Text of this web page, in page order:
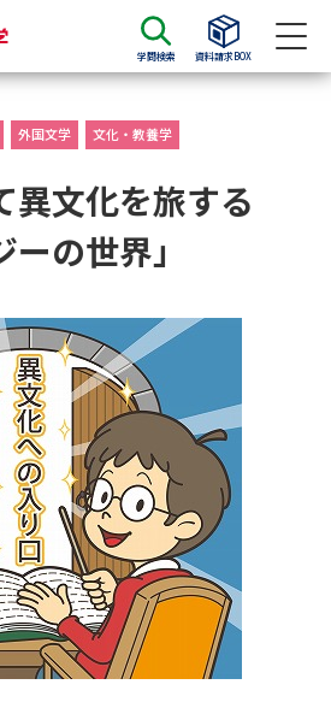
学問検索 資料請求BOX
求 資料検索
から請求
募
大学入学共通テスト利用選抜の
募集要項＆願書
から請求
大学院の資料請求
大学入学共通テスト「受験案
内」の請求
の
高等学校卒業程度認定試験
外国文学 文化・教養学
異文化を旅する
ーの世界」